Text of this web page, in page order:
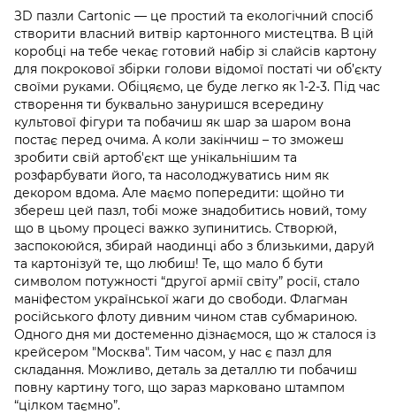
ЗD пазли Cartonic — це простий та екологічний спосіб
створити власний витвір картонного мистецтва. В цій
коробці на тебе чекає готовий набір зі слайсів картону
для покрокової збірки голови відомої постаті чи об’єкту
своїми руками. Обіцяємо, це буде легко як 1-2-3. Під час
створення ти буквально зануришся всередину
культової фігури та побачиш як шар за шаром вона
постає перед очима. А коли закінчиш – то зможеш
зробити свій артоб'єкт ще унікальнішим та
розфарбувати його, та насолоджуватись ним як
декором вдома. Але маємо попередити: щойно ти
збереш цей пазл, тобі може знадобитись новий, тому
що в цьому процесі важко зупинитись. Створюй,
заспокоюйся, збирай наодинці або з близькими, даруй
та картонізуй те, що любиш! Те, що мало б бути
символом потужності “другої армії світу” росії, стало
маніфестом української жаги до свободи. Флагман
російського флоту дивним чином став субмариною.
Одного дня ми достеменно дізнаємося, що ж сталося із
крейсером "Москва". Тим часом, у нас є пазл для
складання. Можливо, деталь за деталлю ти побачиш
повну картину того, що зараз марковано штампом
“цілком таємно”.